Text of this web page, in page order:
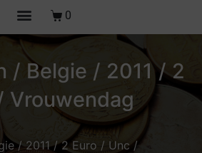
0
/ Belgie / 2011 / 2
Vrouwendag
/ 2011 / 2 Euro / Unc /